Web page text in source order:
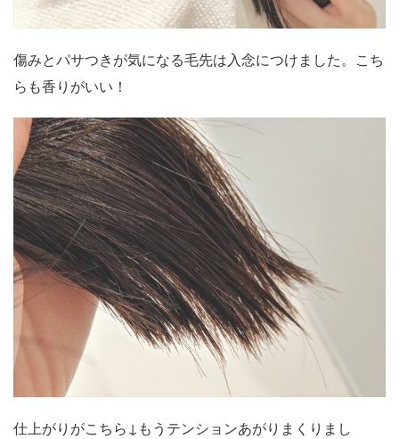
傷みとパサつきが気になる毛先は入念につけました。こち
らも香りがいい！
仕上がりがこちら↓もうテンションあがりまくりまし